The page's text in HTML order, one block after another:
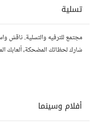
تسلية
مجتمع للترفيه والتسلية. ناقش
شارك لحظاتك المضحكة، ألعابك
أفلام وسينما